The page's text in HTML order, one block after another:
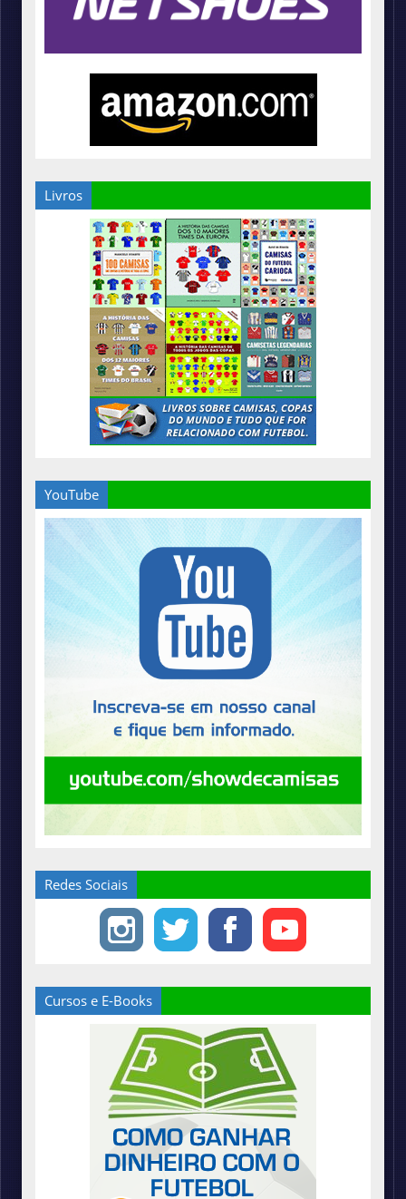
Livros
YouTube
Redes Sociais
Cursos e E-Books